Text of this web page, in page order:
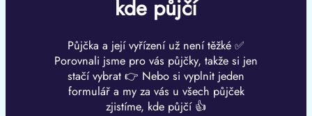
kde půjčí
Půjčka a její vyřízení už není těžké ✅
Porovnali jsme pro vás půjčky, takže si jen
stačí vybrat 👉 Nebo si vyplnit jeden
formulář a my za vás u všech půjček
zjistíme, kde půjčí 👍